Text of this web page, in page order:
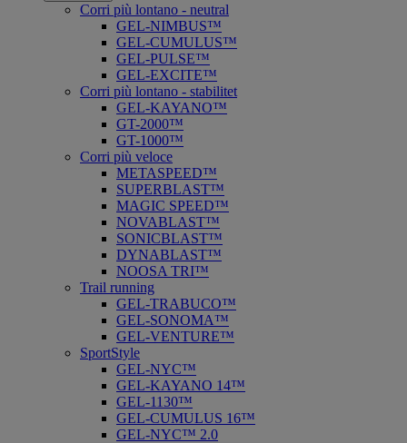
Corri più lontano - neutral
GEL-NIMBUS™
GEL-CUMULUS™
GEL-PULSE™
GEL-EXCITE™
Corri più lontano - stabilitet
GEL-KAYANO™
GT-2000™
GT-1000™
Corri più veloce
METASPEED™
SUPERBLAST™
MAGIC SPEED™
NOVABLAST™
SONICBLAST™
DYNABLAST™
NOOSA TRI™
Trail running
GEL-TRABUCO™
GEL-SONOMA™
GEL-VENTURE™
SportStyle
GEL-NYC™
GEL-KAYANO 14™
GEL-1130™
GEL-CUMULUS 16™
GEL-NYC™ 2.0